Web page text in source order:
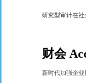
研究型审计在
财会
新时代加强企